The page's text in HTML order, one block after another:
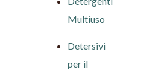
Multiuso
Detersivi
per il